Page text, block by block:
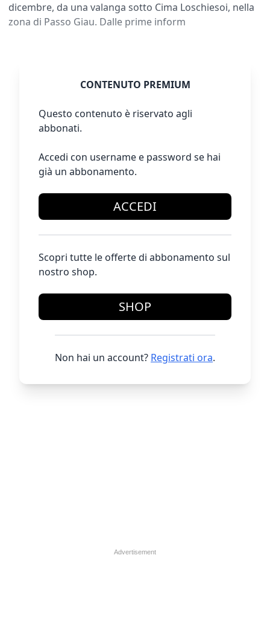
dicembre, da una valanga sotto Cima Loschiesoi, nella
zona di Passo Giau. Dalle prime inform
CONTENUTO PREMIUM
Questo contenuto è riservato agli
abbonati.
Accedi con username e password se hai
già un abbonamento.
ACCEDI
Scopri tutte le offerte di abbonamento sul
nostro shop.
SHOP
Non hai un account? Registrati ora.